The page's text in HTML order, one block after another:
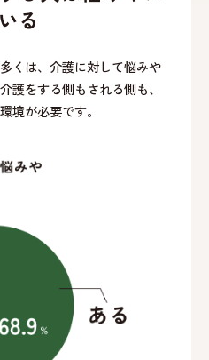
る
くは、介護に対して悩みや
護をする側もされる側も、
境が必要です。